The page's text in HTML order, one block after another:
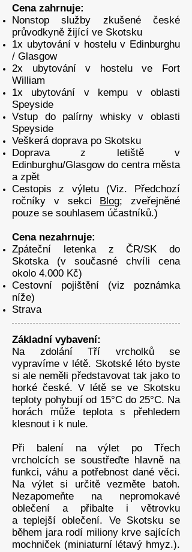
Cena zahrnuje:
Nonstop služby zkušené české
průvodkyně žijící ve Skotsku
1x ubytování v hostelu v Edinburghu
/ Glasgow
2x ubytování v hostelu ve Fort
William
1x ubytování v kempu v oblasti
Speyside
Vstup do palírny whisky v oblasti
Speyside
Veškerá doprava po Skotsku
Doprava z letiště v
Edinburghu/Glasgow do centra města
a zpět
Cestopis z výletu (Viz. Předchozí
ročníky v sekci Blog; zveřejněné
pouze se souhlasem účastníků.)
Cena nezahrnuje:
Zpáteční letenka z ČR/SK do
Skotska (v současné chvíli cena
okolo 4.000 Kč)
Cestovní pojištění (viz poznámka
níže)
Strava
Základní vybavení:
Na zdolání Tří vrcholků se
vypravíme v létě. Skotské léto byste
si ale neměli představovat tak jako to
horké české. V létě se ve Skotsku
teploty pohybují od 15°C do 25°C. Na
horách může teplota s přehledem
klesnout i k nule.
​Při balení na výlet po Třech
vrcholcích se soustřeďte hlavně na
funkci, váhu a potřebnost dané věci.
Na výlet si určitě vezměte batoh.
Nezapomeňte na nepromokavé
oblečení a přibalte i větrovku
a teplejší oblečení. Ve Skotsku se
během jara rodí miliony krve sajících
mochniček (miniaturní létavý hmyz.).